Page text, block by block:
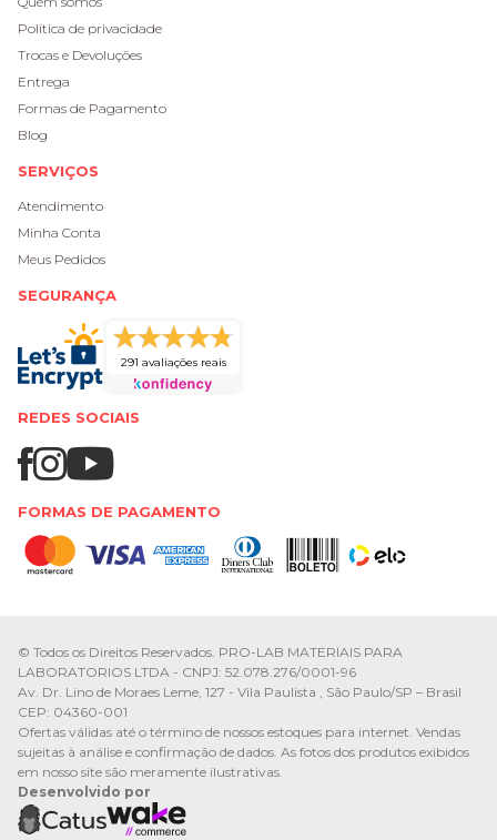
Política de privacidade
Trocas e Devoluções
Entrega
Formas de Pagamento
Blog
SERVIÇOS
Atendimento
Minha Conta
Meus Pedidos
SEGURANÇA
291 avaliações reais
REDES SOCIAIS
FORMAS DE PAGAMENTO
© Todos os Direitos Reservados. PRO-LAB MATERIAIS PARA
LABORATORIOS LTDA - CNPJ: 52.078.276/0001-96
Av. Dr. Lino de Moraes Leme, 127 - Vila Paulista , São Paulo/SP – Brasil
CEP: 04360-001
Ofertas válidas até o término de nossos estoques para internet. Vendas
sujeitas à análise e confirmação de dados. As fotos dos produtos exibidos
em nosso site são meramente ilustrativas.
Desenvolvido por